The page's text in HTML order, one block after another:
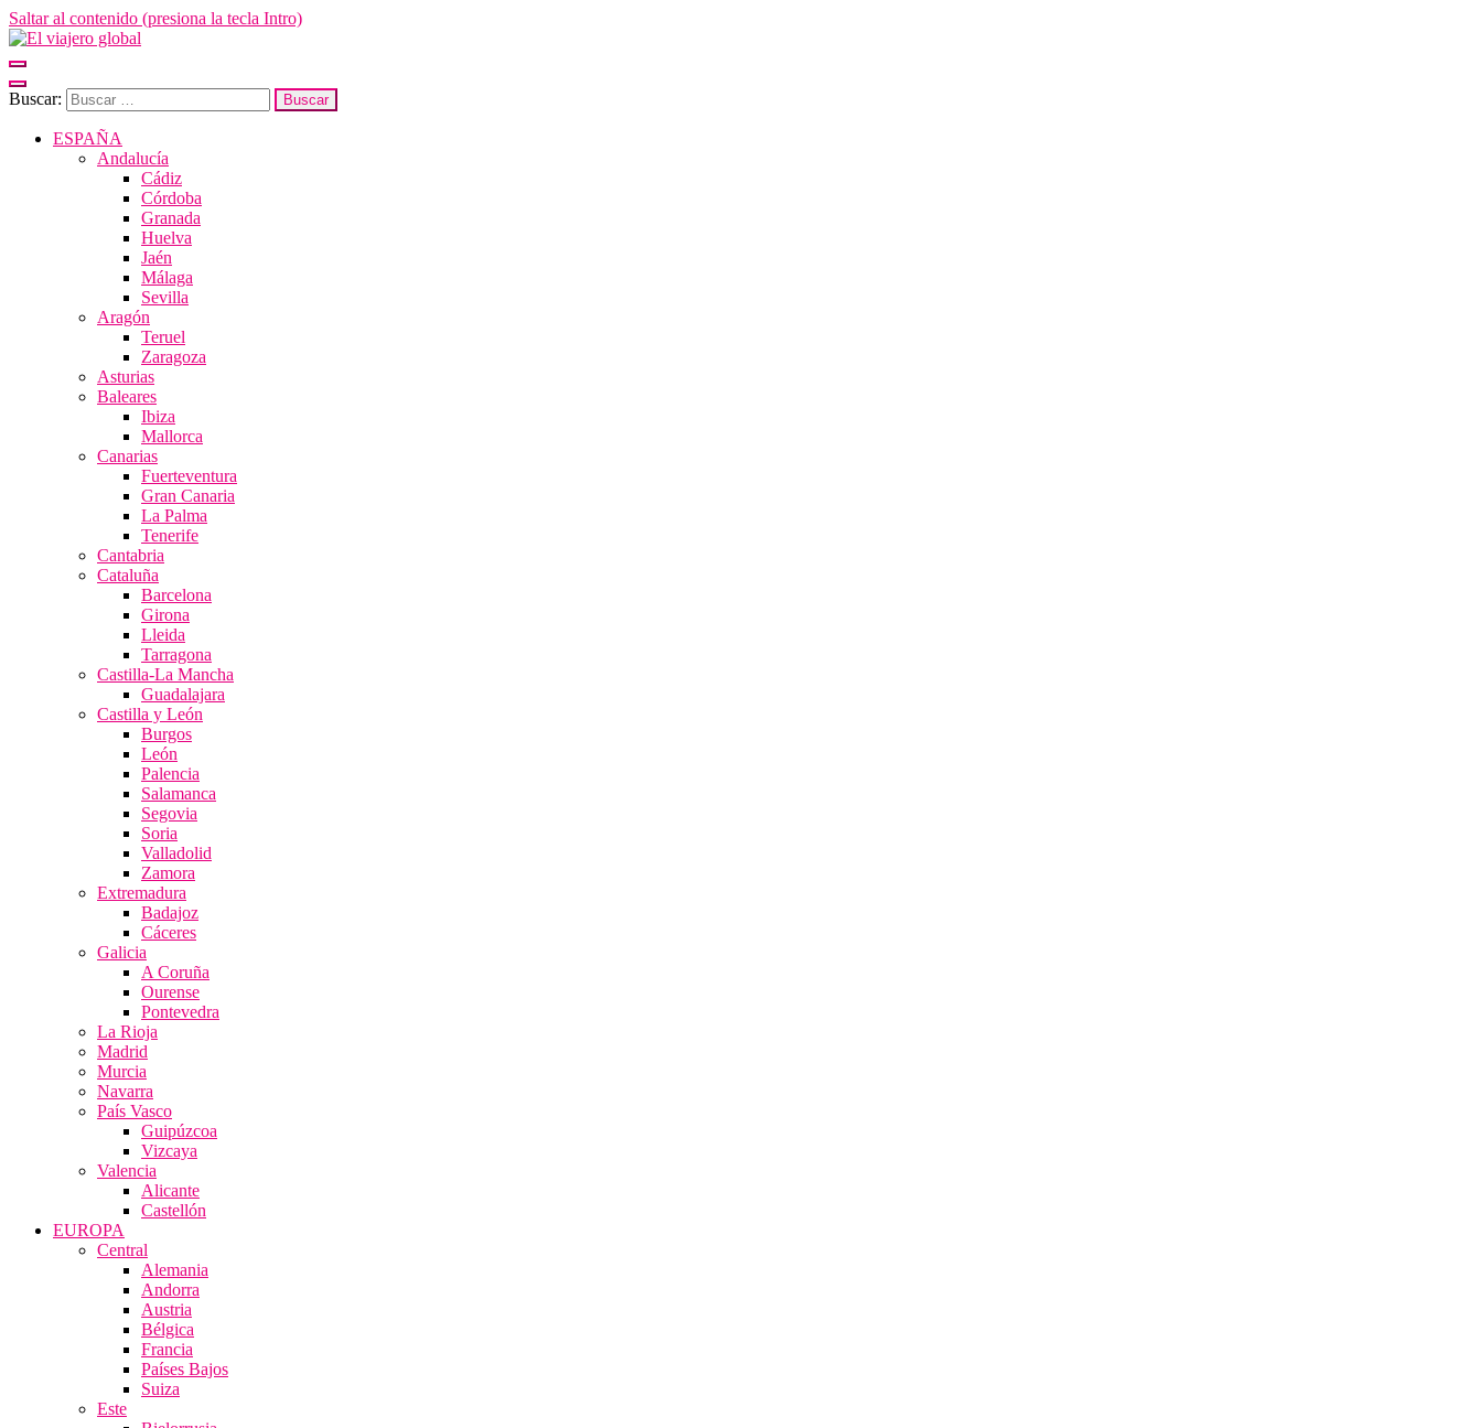
Saltar al contenido (presiona la tecla Intro)
Buscar:
ESPAÑA
Andalucía
Cádiz
Córdoba
Granada
Huelva
Jaén
Málaga
Sevilla
Aragón
Teruel
Zaragoza
Asturias
Baleares
Ibiza
Mallorca
Canarias
Fuerteventura
Gran Canaria
La Palma
Tenerife
Cantabria
Cataluña
Barcelona
Girona
Lleida
Tarragona
Castilla-La Mancha
Guadalajara
Castilla y León
Burgos
León
Palencia
Salamanca
Segovia
Soria
Valladolid
Zamora
Extremadura
Badajoz
Cáceres
Galicia
A Coruña
Ourense
Pontevedra
La Rioja
Madrid
Murcia
Navarra
País Vasco
Guipúzcoa
Vizcaya
Valencia
Alicante
Castellón
EUROPA
Central
Alemania
Andorra
Austria
Bélgica
Francia
Países Bajos
Suiza
Este